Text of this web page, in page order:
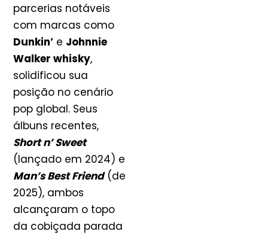
parcerias notáveis
com marcas como
Dunkin’ e Johnnie
Walker whisky,
solidificou sua
posição no cenário
pop global. Seus
álbuns recentes,
Short n’ Sweet
(lançado em 2024) e
Man’s Best Friend(de
2025), ambos
alcançaram o topo
da cobiçada parada